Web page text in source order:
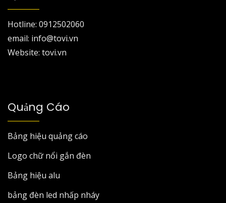
Hotline: 0912502060
email: info@tovi.vn
Website: tovi.vn
Quảng Cáo
Bảng hiệu quảng cáo
Logo chữ nổi gắn đèn
Bảng hiệu alu
bảng đèn led nhấp nháy